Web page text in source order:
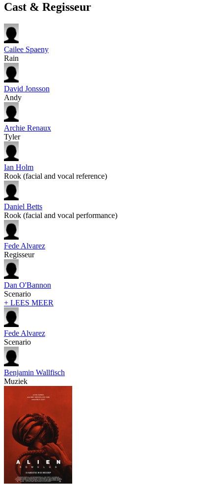
Cast & Regisseur
Cailee Spaeny
Rain
David Jonsson
Andy
Archie Renaux
Tyler
Ian Holm
Rook (facial and vocal reference)
Daniel Betts
Rook (facial and vocal performance)
Fede Alvarez
Regisseur
Dan O'Bannon
Scenario
+ LEES MEER
Fede Alvarez
Scenario
Benjamin Wallfisch
Muziek